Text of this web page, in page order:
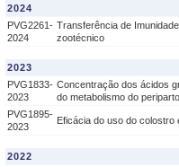
2024
PVG2261-
2024
Transferência de
zootécnico
2023
PVG1833-
2023
Concentração dos ácidos
do metabolismo do
PVG1895-
2023
Eficácia do uso do colostro
2022